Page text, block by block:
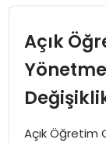
Açık
Açık Öğretim